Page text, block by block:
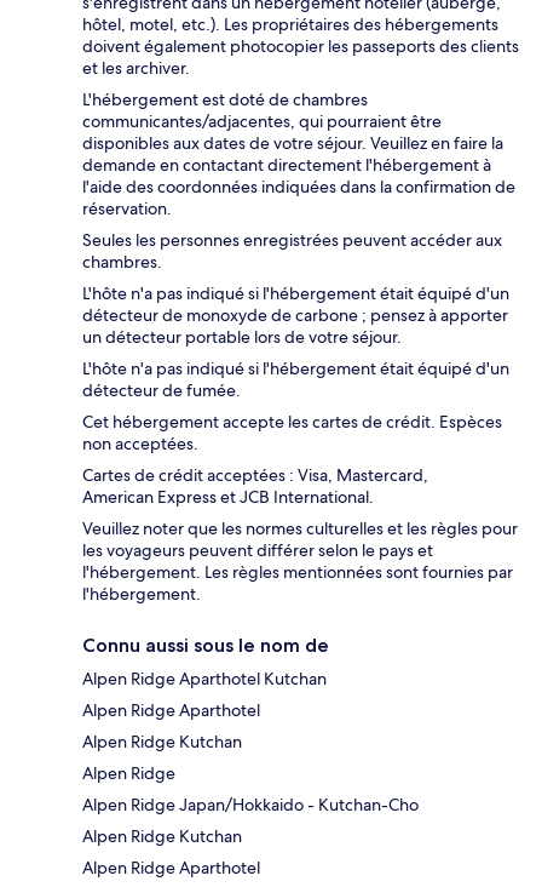
hôtel, motel, etc.). Les propriétaires des hébergements
doivent également photocopier les passeports des clients
et les archiver.
L'hébergement est doté de chambres
communicantes/adjacentes, qui pourraient être
disponibles aux dates de votre séjour. Veuillez en faire la
demande en contactant directement l'hébergement à
l'aide des coordonnées indiquées dans la confirmation de
réservation.
Seules les personnes enregistrées peuvent accéder aux
chambres.
L'hôte n'a pas indiqué si l'hébergement était équipé d'un
détecteur de monoxyde de carbone ; pensez à apporter
un détecteur portable lors de votre séjour.
L'hôte n'a pas indiqué si l'hébergement était équipé d'un
détecteur de fumée.
Cet hébergement accepte les cartes de crédit. Espèces
non acceptées.
Cartes de crédit acceptées : Visa, Mastercard,
American Express et JCB International.
Veuillez noter que les normes culturelles et les règles pour
les voyageurs peuvent différer selon le pays et
l'hébergement. Les règles mentionnées sont fournies par
l'hébergement.
Connu aussi sous le nom de
Alpen Ridge Aparthotel Kutchan
Alpen Ridge Aparthotel
Alpen Ridge Kutchan
Alpen Ridge
Alpen Ridge Japan/Hokkaido - Kutchan-Cho
Alpen Ridge Kutchan
Alpen Ridge Aparthotel